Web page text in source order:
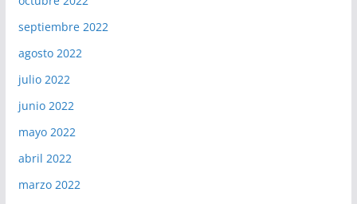
septiembre 2022
agosto 2022
julio 2022
junio 2022
mayo 2022
abril 2022
marzo 2022